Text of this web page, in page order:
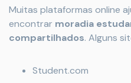
Muitas plataformas online
encontrar moradia
compartilhados. Alguns
Student.com